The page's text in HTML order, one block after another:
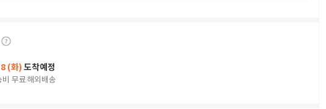
(화) 도착예정
비 무료해외배송